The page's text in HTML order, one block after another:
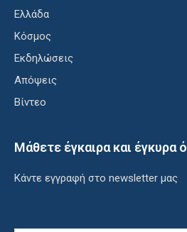
Ελλάδα
Κόσμος
Εκδηλώσεις
Απόψεις
Βίντεο
Μάθετε έγκαιρα και έγκυρα
Κάντε εγγραφή στο newsletter μας